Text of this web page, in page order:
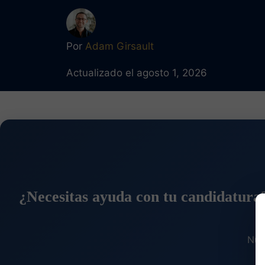
Por Adam Girsault
Actualizado el agosto 1, 2026
¿Necesitas ayuda con tu